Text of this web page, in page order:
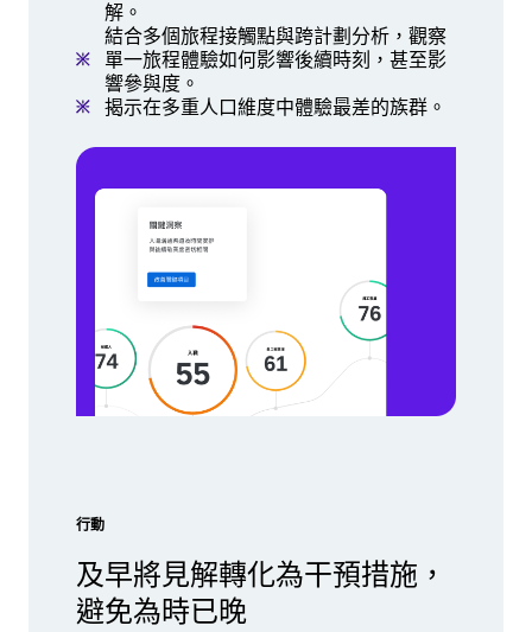
解。
結合多個旅程接觸點與跨計劃分析，觀察
單一旅程體驗如何影響後續時刻，甚至影
響參與度。
揭示在多重人口維度中體驗最差的族群。
行動
及早將見解轉化為干預措施，
避免為時已晚